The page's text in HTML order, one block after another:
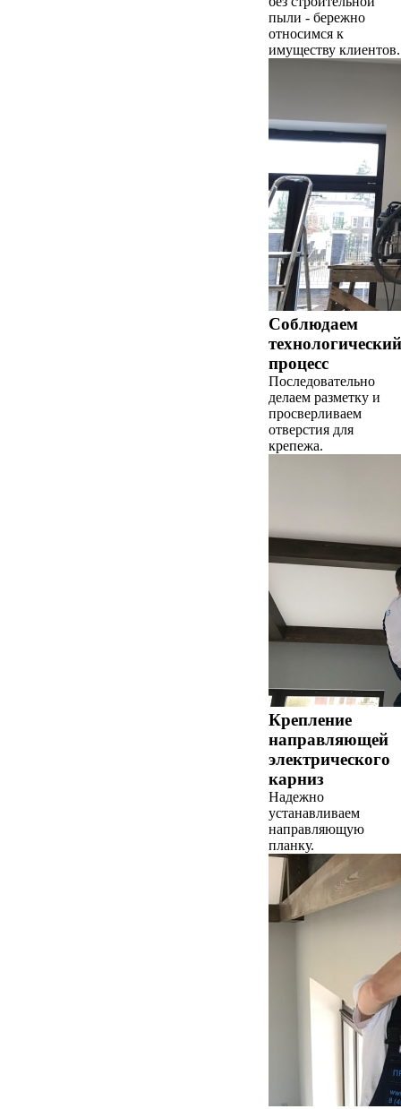
пыли - бережно
относимся к
имуществу клиентов.
Соблюдаем
технологический
процесс
Последовательно
делаем разметку и
просверливаем
отверстия для
крепежа.
Крепление
направляющей
электрического
карниз
Надежно
устанавливаем
направляющую
планку.